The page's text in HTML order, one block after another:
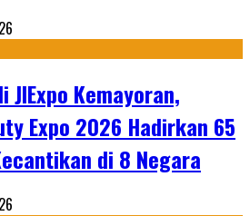
JIExpo Kemayoran,
Expo 2026 Hadirkan 65
di 8 Negara